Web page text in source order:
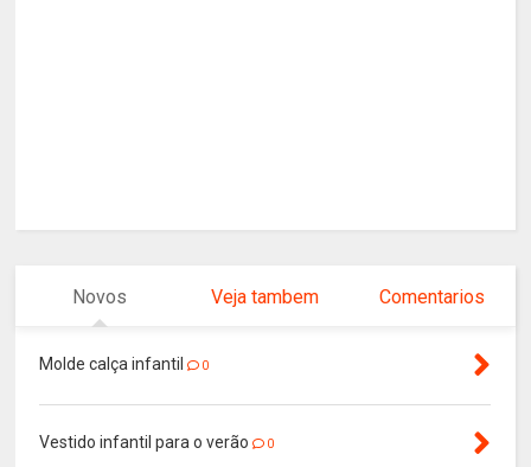
Novos Veja tambem Comentarios
Molde calça infantil 0
Vestido infantil para o verão 0